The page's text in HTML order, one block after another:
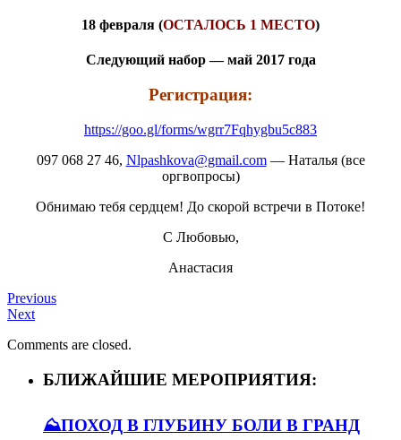
18 февраля (ОСТАЛОСЬ 1 МЕСТО)
Следующий набор — май 2017 года
Регистрация:
https://goo.gl/forms/wgrr7Fqhygbu5c883
097 068 27 46, Nlpashkova@gmail.com— Наталья (все
оргвопросы)
Обнимаю тебя сердцем! До скорой встречи в Потоке!
С Любовью,
Анастасия
Previous
Next
Comments are closed.
БЛИЖАЙШИЕ МЕРОПРИЯТИЯ:
⛰️ПОХОД В ГЛУБИНУ БОЛИ В ГРАНД